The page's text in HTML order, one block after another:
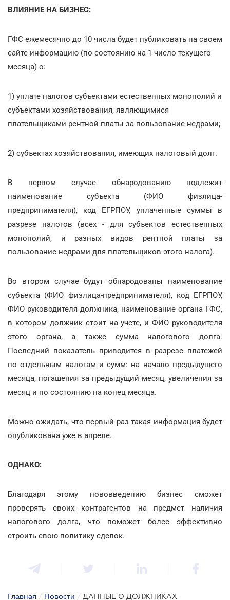
ВЛИЯНИЕ НА БИЗНЕС:
ГФС ежемесячно до 10 числа будет публиковать на своем
сайте информацию (по состоянию на 1 число текущего
месяца) о:
1) уплате налогов субъектами естественных монополий и
субъектами хозяйствования, являющимися
плательщиками рентной платы за пользование недрами;
2) субъектах хозяйствования, имеющих налоговый долг.
В первом случае обнародованию подлежит
наименование субъекта (ФИО физлица-
предпринимателя), код ЕГРПОУ, уплаченные суммы в
разрезе налогов (всех - для субъектов естественных
монополий, и разных видов рентной платы за
пользование недрами для плательщиков этого налога).
Во втором случае будут обнародованы наименование
субъекта (ФИО физлица-предпринимателя), код ЕГРПОУ,
ФИО руководителя должника, наименование органа ГФС,
в котором должник стоит на учете, и ФИО руководителя
этого органа, а также сумма налогового долга.
Последний показатель приводится в разрезе платежей
по отдельным налогам и сумм: на начало предыдущего
месяца, погашения за предыдущий месяц, увеличения за
месяц и по состоянию на конец месяца.
Можно ожидать, что первый раз такая информация будет
опубликована уже в апреле.
ОДНАКО:
Благодаря этому нововведению бизнес сможет
проверять своих контрагентов на предмет наличия
налогового долга, что поможет более эффективно
строить свою политику сделок.
Главная / Новости / ДАННЫЕ О ДОЛЖНИКАХ